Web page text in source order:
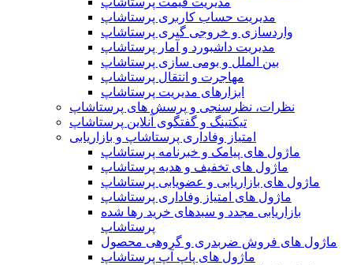
مدیریت حساب کاربری پرستاشاپ
واردسازی و خروجی گیری پرستاشاپ
مدیریت داشبورد و آمار پرستاشاپ
بین الملل و بومی سازی پرستاشاپ
مهاجرت و انتقال پرستاشاپ
ابزارهای مدیریت پرستاشاپ
نظرات، نظرسنجی و پرسش های پرستاشاپ
تیکتینگ و گفتگوی آنلاین پرستاشاپ
امتیاز وفاداری پرستاشاپ و بازاریابی
ماژول های پیامک و خبرنامه پرستاشاپ
ماژول های تخفیف و هدیه پرستاشاپ
ماژول های بازاریابی و عضویابی پرستاشاپ
ماژول های امتیاز وفاداری پرستاشاپ
بازاریابی مجدد و سبدهای خرید رها شده
پرستاشاپ
ماژول های فروش ضربدری و گروهی محصول
ماژول های پاپ آپ پرستاشاپ